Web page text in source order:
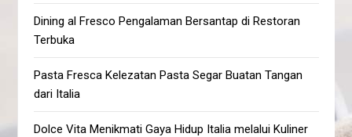
Dining al Fresco Pengalaman Bersantap di Restoran
Terbuka
Pasta Fresca Kelezatan Pasta Segar Buatan Tangan
dari Italia
Dolce Vita Menikmati Gaya Hidup Italia melalui Kuliner